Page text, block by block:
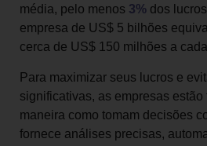
média, pelo menos 3% dos
empresa de US$ 5 bilhões
cerca de US$ 150 milhões a
Para maximizar seus lucros e
significativas, as empresas estão
maneira como tomam decisões
fornece análises precisas,